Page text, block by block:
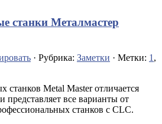
станки Металмастер
· Рубрика: Заметки · Метки: 1,
станков Metal Master отличается
представляет все варианты от
станков с CLC.